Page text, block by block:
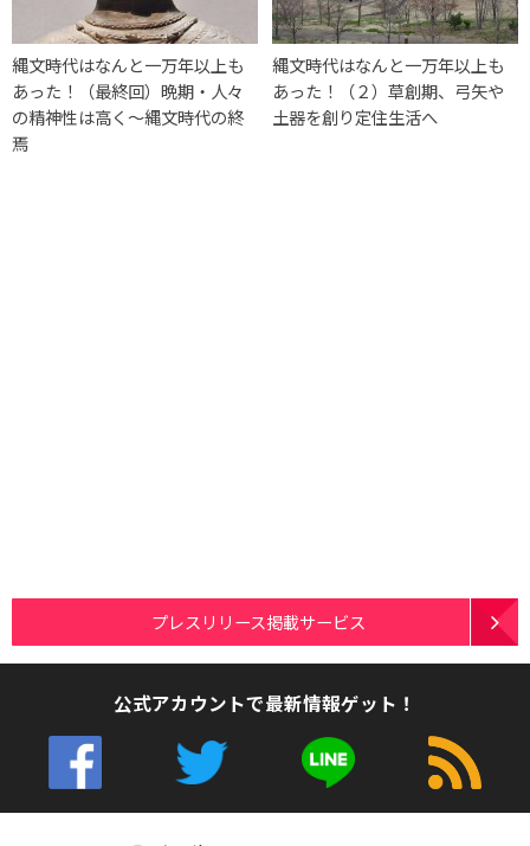
縄文時代はなんと一万年以上も
あった！（最終回）晩期・人々
の精神性は高く〜縄文時代の終
焉
縄文時代はなんと一万年以上も
あった！（２）草創期、弓矢や
土器を創り定住生活へ
プレスリリース掲載サービス
公式アカウントで最新情報ゲット！